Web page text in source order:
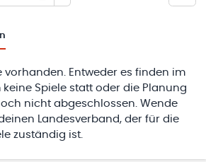
vorhanden. Entweder es finden im
Spiele statt oder die Planung
nicht abgeschlossen. Wende
Landesverband, der für die
zuständig ist.